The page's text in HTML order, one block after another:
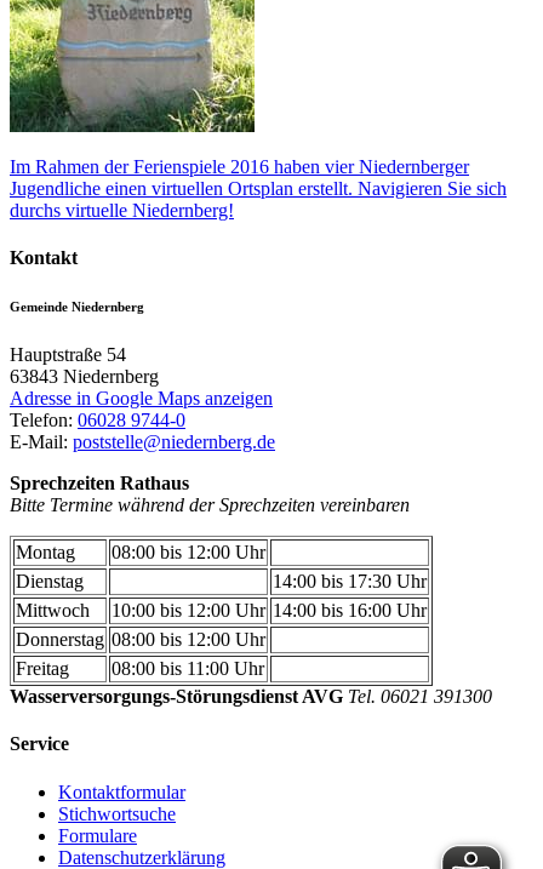
Im Rahmen der Ferienspiele 2016 haben vier Niedernberger
Jugendliche einen virtuellen Ortsplan erstellt. Navigieren Sie sich
durchs virtuelle Niedernberg!
Kontakt
Gemeinde Niedernberg
Hauptstraße 54
63843 Niedernberg
Adresse in Google Maps anzeigen
Telefon: 06028 9744-0
E-Mail: poststelle@niedernberg.de
Sprechzeiten Rathaus
Bitte Termine während der Sprechzeiten vereinbaren
Montag
08:00 bis 12:00 Uhr
Dienstag
14:00 bis 17:30 Uhr
Mittwoch
10:00 bis 12:00 Uhr 14:00 bis 16:00 Uhr
Donnerstag 08:00 bis 12:00 Uhr
Freitag
08:00 bis 11:00 Uhr
Wasserversorgungs-Störungsdienst AVG Tel. 06021 391300
Service
Kontaktformular
Stichwortsuche
Formulare
Datenschutzerklärung